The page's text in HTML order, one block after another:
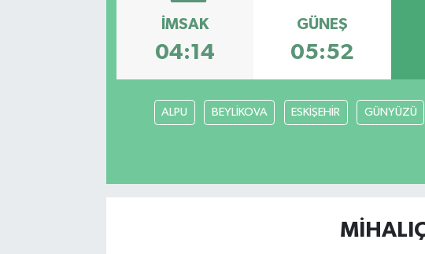
İMSAK
04:14
GÜNEŞ
05:52
ALPU BEYLİKOVA ESKİŞEHİR GÜNYÜZÜ